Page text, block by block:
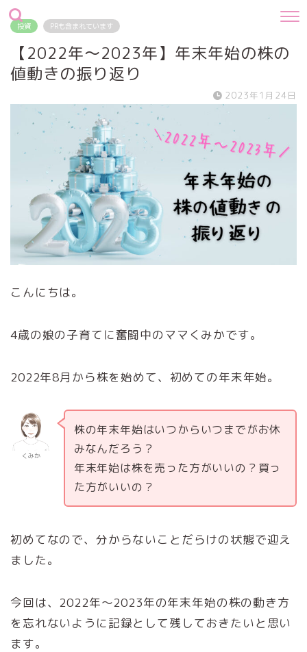
投資 PRも含まれています
【2022年～2023年】年末年始の株の
値動きの振り返り
2023年1月24日
こんにちは。
4歳の娘の子育てに奮闘中のママくみかです。
2022年8月から株を始めて、初めての年末年始。
くみか
株の年末年始はいつからいつまでがお休
みなんだろう？
年末年始は株を売った方がいいの？買っ
た方がいいの？
初めてなので、分からないことだらけの状態で迎え
ました。
今回は、2022年～2023年の年末年始の株の動き方
を忘れないように記録として残しておきたいと思い
ます。